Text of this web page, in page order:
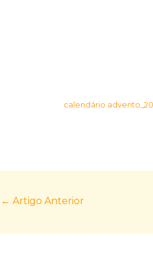
calendário
← Artigo Anterior